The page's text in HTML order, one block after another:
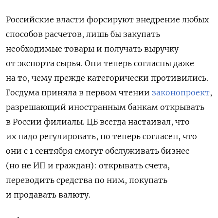
Российские власти форсируют внедрение любых
способов расчетов, лишь бы закупать
необходимые товары и получать выручку
от экспорта сырья. Они теперь согласны даже
на то, чему прежде категорически противились.
Госдума приняла в первом чтении законопроект,
разрешающий иностранным банкам открывать
в России филиалы. ЦБ всегда настаивал, что
их надо регулировать, но теперь согласен, что
они с 1 сентября смогут обслуживать бизнес
(но не ИП и граждан): открывать счета,
переводить средства по ним, покупать
и продавать валюту.